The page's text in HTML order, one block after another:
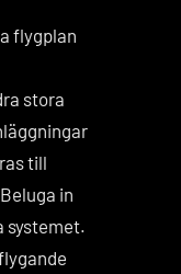
flygplan
stora
till
in
systemet.